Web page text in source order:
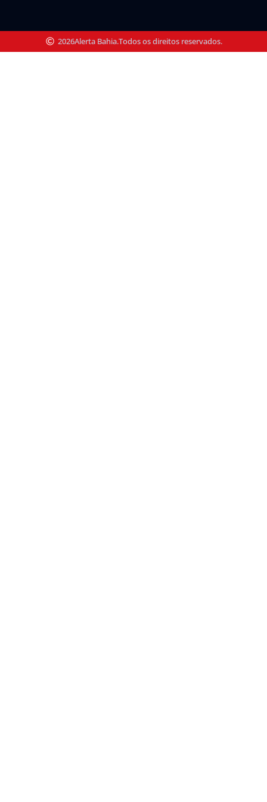
2026Alerta Bahia.Todos os direitos reservados.